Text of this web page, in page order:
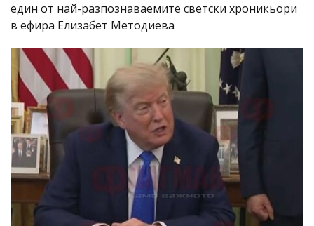
един от най-разпознаваемите светски хроникьори
в ефира Елизабет Методиева